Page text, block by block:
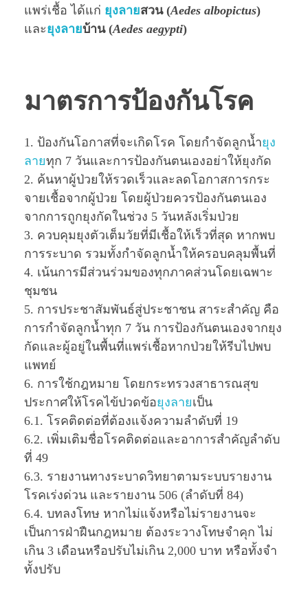
แพร่เชื้อ ได้แก่ ยุงลายสวน (Aedes albopictus)
และยุงลายบ้าน (Aedes aegypti)
มาตรการป้องกันโรค
1. ป้องกันโอกาสที่จะเกิดโรค โดยกำจัดลูกนํ้ายุง
ลายทุก 7 วันและการป้องกันตนเองอย่าให้ยุงกัด
2. ค้นหาผู้ป่วยให้รวดเร็วและลดโอกาสการกระ
จายเชื้อจากผู้ป่วย โดยผู้ป่วยควรป้องกันตนเอง
จากการถูกยุงกัดในช่วง 5 วันหลังเริ่มป่วย
3. ควบคุมยุงตัวเต็มวัยที่มีเชื้อให้เร็วที่สุด หากพบ
การระบาด รวมทั้งกำจัดลูกนํ้าให้ครอบคลุมพื้นที่
4. เน้นการมีส่วนร่วมของทุกภาคส่วนโดยเฉพาะ
ชุมชน
5. การประชาสัมพันธ์สู่ประชาชน สาระสำคัญ คือ
การกำจัดลูกนํ้าทุก 7 วัน การป้องกันตนเองจากยุง
กัดและผู้อยู่ในพื้นที่แพร่เชื้อหากป่วยให้รีบไปพบ
แพทย์
6. การใช้กฎหมาย โดยกระทรวงสาธารณสุข
ประกาศให้โรคไข้ปวดข้อยุงลายเป็น
6.1. โรคติดต่อที่ต้องแจ้งความลำดับที่ 19
6.2. เพิ่มเติมชื่อโรคติดต่อและอาการสำคัญลำดับ
ที่ 49
6.3. รายงานทางระบาดวิทยาตามระบบรายงาน
โรคเร่งด่วน และรายงาน 506 (ลำดับที่ 84)
6.4. บทลงโทษ หากไม่แจ้งหรือไม่รายงานจะ
เป็นการฝ่าฝืนกฎหมาย ต้องระวางโทษจำคุก ไม่
เกิน 3 เดือนหรือปรับไม่เกิน 2,000 บาท หรือทั้งจำ
ทั้งปรับ